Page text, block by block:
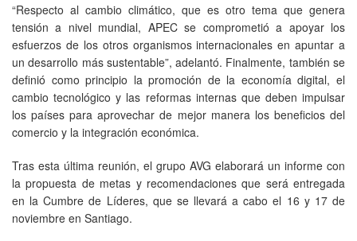
“Respecto al cambio climático, que es otro tema que genera
tensión a nivel mundial, APEC se comprometió a apoyar los
esfuerzos de los otros organismos internacionales en apuntar a
un desarrollo más sustentable”, adelantó. Finalmente, también se
definió como principio la promoción de la economía digital, el
cambio tecnológico y las reformas internas que deben impulsar
los países para aprovechar de mejor manera los beneficios del
comercio y la integración económica.
Tras esta última reunión, el grupo AVG elaborará un informe con
la propuesta de metas y recomendaciones que será entregada
en la Cumbre de Líderes, que se llevará a cabo el 16 y 17 de
noviembre en Santiago.